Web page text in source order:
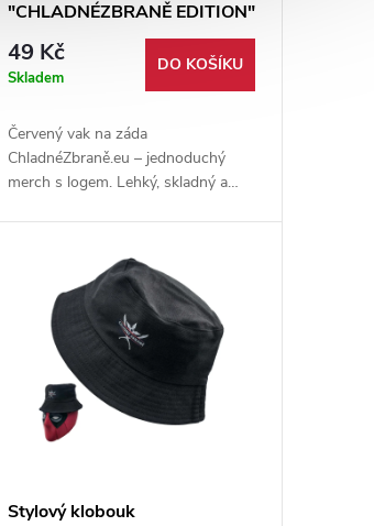
"CHLADNÉZBRANĚ EDITION"
49 Kč
Skladem
DO KOŠÍKU
Červený vak na záda
ChladnéZbraně.eu – jednoduchý
merch s logem. Lehký, skladný a
Stylový klobouk